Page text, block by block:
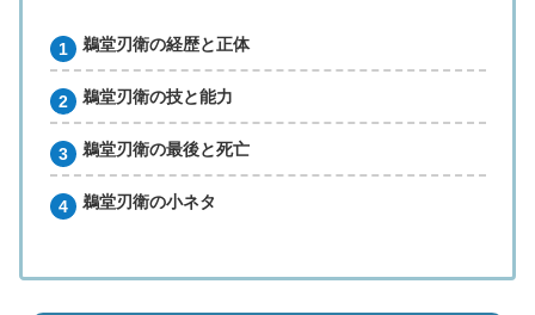
鵜堂刃衛の経歴と正体
鵜堂刃衛の技と能力
鵜堂刃衛の最後と死亡
鵜堂刃衛の小ネタ